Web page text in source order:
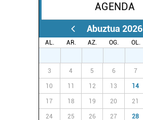
AGENDA
Abuztua 2026
AL. AR. AZ. OG. OL.
3 4 5 6 7
10 11 12 13 14
17 18 19 20 21
24 25 26 27 28